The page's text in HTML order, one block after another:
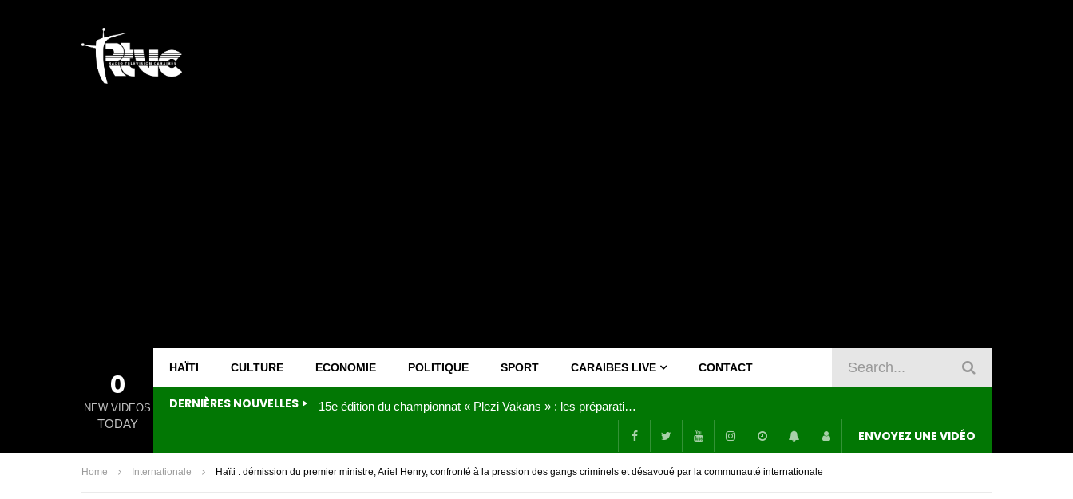
0
NEW VIDEOS
TODAY
HAÏTI CULTURE ECONOMIE POLITIQUE SPORT CARAIBES LIVE CONTACT
DERNIÈRES NOUVELLES Joy Clerf Derisier, sur les traces de son père : évangéliser par la musique
ENVOYEZ UNE VIDÉO
Home Internationale Haïti : démission du premier ministre, Ariel Henry, confronté à la pression des gangs criminels et désavoué par la communauté internationale